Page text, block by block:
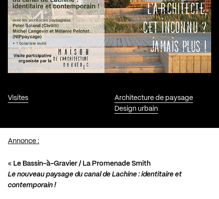
Visites
Architecture de paysage
Design urbain
Annonce :
« Le Bassin-à-Gravier / La Promenade Smith
Le nouveau paysage du canal de Lachine : identitaire et
contemporain !